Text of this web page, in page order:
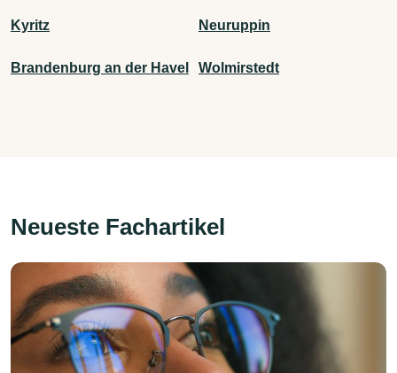
Kyritz Neuruppin
Brandenburg an der Havel Wolmirstedt
Neueste Fachartikel